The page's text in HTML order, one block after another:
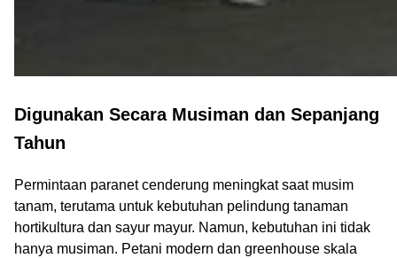
Digunakan Secara Musiman dan Sepanjang
Tahun
Permintaan paranet cenderung meningkat saat musim
tanam, terutama untuk kebutuhan pelindung tanaman
hortikultura dan sayur mayur. Namun, kebutuhan ini tidak
hanya musiman. Petani modern dan greenhouse skala